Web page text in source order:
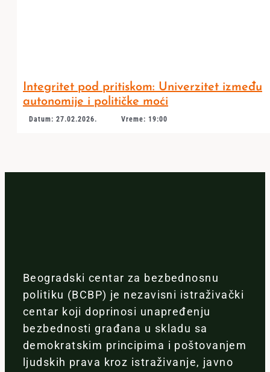
Integritet pod pritiskom: Univerzitet između
autonomije i političke moći
Datum: 27.02.2026. Vreme: 19:00
Beogradski centar za bezbednosnu
politiku (BCBP) je nezavisni istraživački
centar koji doprinosi unapređenju
bezbednosti građana u skladu sa
demokratskim principima i poštovanjem
ljudskih prava kroz istraživanje, javno